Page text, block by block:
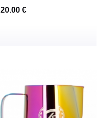
20.00 €